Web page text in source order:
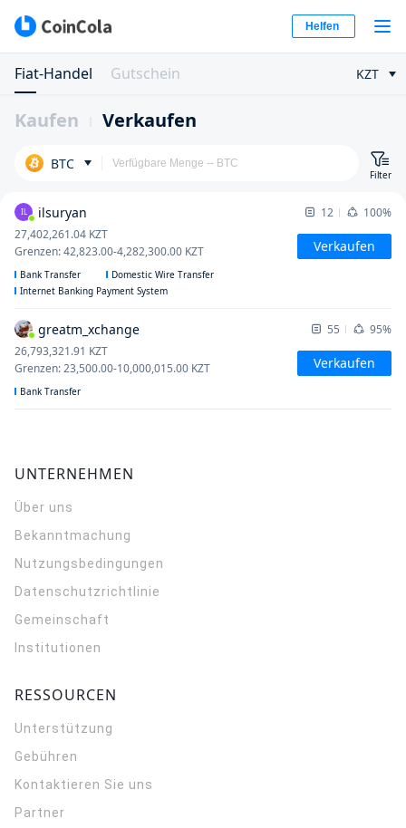
Helfen
Fiat-Handel Gutschein KZT
Kaufen Verkaufen
BTC
Filter
IL ilsuryan 12
100%
27,402,261.04 KZT
Grenzen:42,823.00-4,282,300.00 KZT Verkaufen
Bank Transfer
Domestic Wire Transfer
Internet Banking Payment System
greatm_xchange 55
95%
26,793,321.91 KZT
Grenzen:23,500.00-10,000,015.00 KZT Verkaufen
Bank Transfer
UNTERNEHMEN
Über uns
Bekanntmachung
Nutzungsbedingungen
Datenschutzrichtlinie
Gemeinschaft
Institutionen
RESSOURCEN
Unterstützung
Gebühren
Kontaktieren Sie uns
Partner